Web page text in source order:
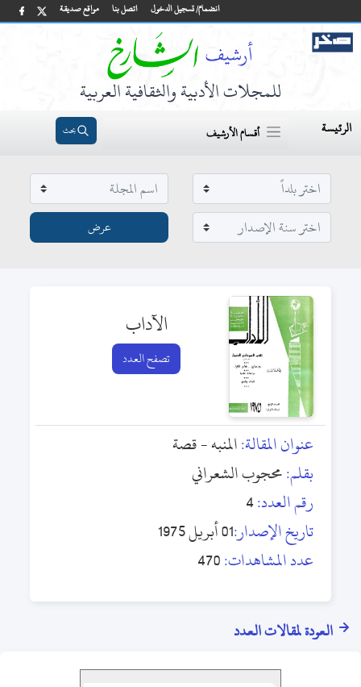
مواقع صديقة اتصل بنا انضمام/ تسجيل الدخول
للمجلات الأدبية والثقافية العربية
الرئيسة أقسام الأرشيف بحث
الآداب
تصفح العدد
عنوان المقالة:المنبه - قصة
بقلم:محجوب الشعراني
رقم العدد:4
تاريخ الإصدار:01 أبريل 1975
عدد المشاهدات:470
العودة لمقالات العدد